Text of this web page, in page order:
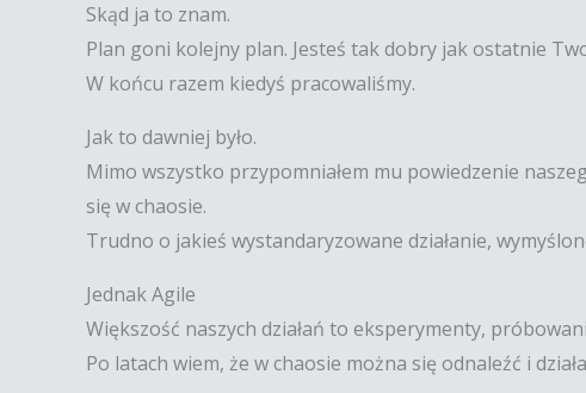
Skąd ja to znam.
Plan goni kolejny plan. Jesteś tak dobry jak ostatnie
W końcu razem kiedyś pracowaliśmy.
Jak to dawniej było.
Mimo wszystko przypomniałem mu powiedzenie
się w chaosie.
Trudno o jakieś wystandaryzowane działanie,
Jednak Agile
Większość naszych działań to eksperymenty,
Po latach wiem, że w chaosie można się odnaleźć i